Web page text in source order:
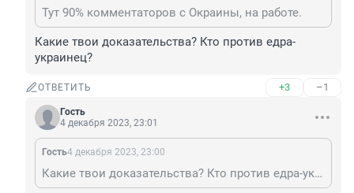
Тут 90% комментаторов с Окраины, на работе.
Какие твои доказательства? Кто против едра-
украинец?
ОТВЕТИТЬ +3 –1
Гость
4 декабря 2023, 23:01
Гость4 декабря 2023, 23:00
Какие твои доказательства? Кто против едра-украинец?